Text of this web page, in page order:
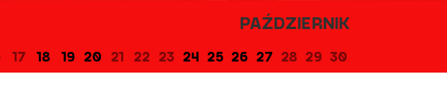
PAŹDZIERNIK
17 18 19 20 21 22 23 24 25 26 27 28 29 30